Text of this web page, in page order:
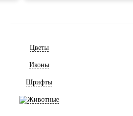
Цветы
Иконы
Шрифты
Животные